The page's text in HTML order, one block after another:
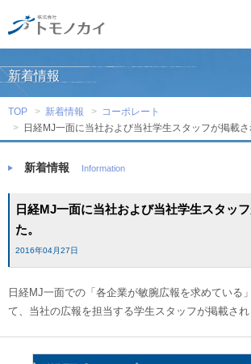
新着情報
TOP 新着情報
コーポレート
日経MJ一面に当社および当社学生スタッフが掲載さ
新着情報 Information
日経MJ一面に当社および当社学生スタッ
た。
2016年04月27日
日経MJ一面での「各企業が敏腕広報を求めている
て、当社の広報を担当する学生スタッフが掲載され